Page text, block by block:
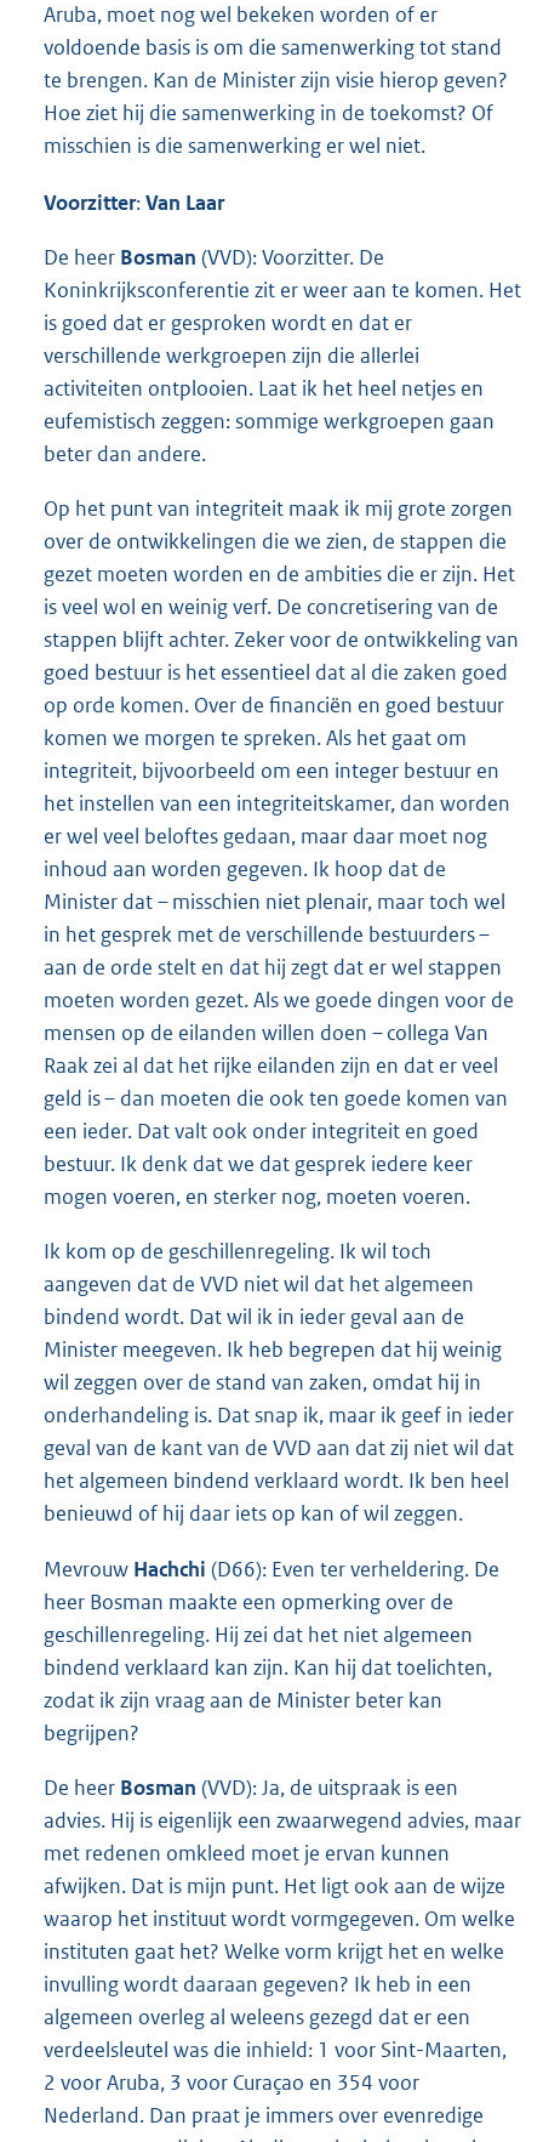
Aruba, moet nog wel bekeken worden of er
voldoende basis is om die samenwerking tot stand
te brengen. Kan de Minister zijn visie hierop geven?
Hoe ziet hij die samenwerking in de toekomst? Of
misschien is die samenwerking er wel niet.
Voorzitter:Van Laar
De heer Bosman (VVD): Voorzitter. De
Koninkrijksconferentie zit er weer aan te komen. Het
is goed dat er gesproken wordt en dat er
verschillende werkgroepen zijn die allerlei
activiteiten ontplooien. Laat ik het heel netjes en
eufemistisch zeggen: sommige werkgroepen gaan
beter dan andere.
Op het punt van integriteit maak ik mij grote zorgen
over de ontwikkelingen die we zien, de stappen die
gezet moeten worden en de ambities die er zijn. Het
is veel wol en weinig verf. De concretisering van de
stappen blijft achter. Zeker voor de ontwikkeling van
goed bestuur is het essentieel dat al die zaken goed
op orde komen. Over de financiën en goed bestuur
komen we morgen te spreken. Als het gaat om
integriteit, bijvoorbeeld om een integer bestuur en
het instellen van een integriteitskamer, dan worden
er wel veel beloftes gedaan, maar daar moet nog
inhoud aan worden gegeven. Ik hoop dat de
Minister dat – misschien niet plenair, maar toch wel
in het gesprek met de verschillende bestuurders –
aan de orde stelt en dat hij zegt dat er wel stappen
moeten worden gezet. Als we goede dingen voor de
mensen op de eilanden willen doen – collega Van
Raak zei al dat het rijke eilanden zijn en dat er veel
geld is – dan moeten die ook ten goede komen van
een ieder. Dat valt ook onder integriteit en goed
bestuur. Ik denk dat we dat gesprek iedere keer
mogen voeren, en sterker nog, moeten voeren.
Ik kom op de geschillenregeling. Ik wil toch
aangeven dat de VVD niet wil dat het algemeen
bindend wordt. Dat wil ik in ieder geval aan de
Minister meegeven. Ik heb begrepen dat hij weinig
wil zeggen over de stand van zaken, omdat hij in
onderhandeling is. Dat snap ik, maar ik geef in ieder
geval van de kant van de VVD aan dat zij niet wil dat
het algemeen bindend verklaard wordt. Ik ben heel
benieuwd of hij daar iets op kan of wil zeggen.
Mevrouw Hachchi (D66): Even ter verheldering. De
heer Bosman maakte een opmerking over de
geschillenregeling. Hij zei dat het niet algemeen
bindend verklaard kan zijn. Kan hij dat toelichten,
zodat ik zijn vraag aan de Minister beter kan
begrijpen?
De heer Bosman (VVD): Ja, de uitspraak is een
advies. Hij is eigenlijk een zwaarwegend advies, maar
met redenen omkleed moet je ervan kunnen
afwijken. Dat is mijn punt. Het ligt ook aan de wijze
waarop het instituut wordt vormgegeven. Om welke
instituten gaat het? Welke vorm krijgt het en welke
invulling wordt daaraan gegeven? Ik heb in een
algemeen overleg al weleens gezegd dat er een
verdeelsleutel was die inhield: 1 voor Sint-Maarten,
2 voor Aruba, 3 voor Curaçao en 354 voor
Nederland. Dan praat je immers over evenredige